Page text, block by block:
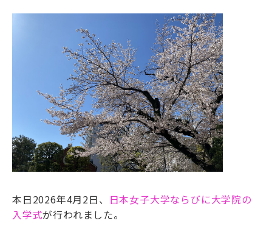
本日2026年4月2日、 日本女子大学ならびに大学院の
入学式が行われました。